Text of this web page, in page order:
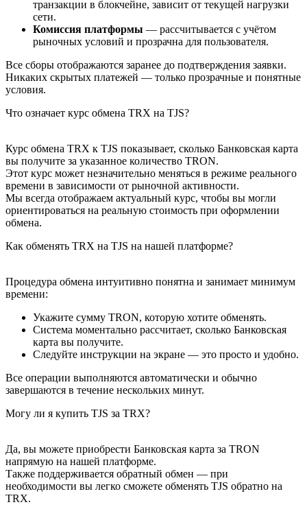
транзакции в блокчейне, зависит от текущей нагрузки
сети.
Комиссия платформы — рассчитывается с учётом
рыночных условий и прозрачна для пользователя.
Все сборы отображаются заранее до подтверждения заявки.
Никаких скрытых платежей — только прозрачные и понятные
условия.
Что означает курс обмена TRX на TJS?
Курс обмена TRX к TJS показывает, сколько Банковская карта
вы получите за указанное количество TRON.
Этот курс может незначительно меняться в режиме реального
времени в зависимости от рыночной активности.
Мы всегда отображаем актуальный курс, чтобы вы могли
ориентироваться на реальную стоимость при оформлении
обмена.
Как обменять TRX на TJS на нашей платформе?
Процедура обмена интуитивно понятна и занимает минимум
времени:
Укажите сумму TRON, которую хотите обменять.
Система моментально рассчитает, сколько Банковская
карта вы получите.
Следуйте инструкции на экране — это просто и удобно.
Все операции выполняются автоматически и обычно
завершаются в течение нескольких минут.
Могу ли я купить TJS за TRX?
Да, вы можете приобрести Банковская карта за TRON
напрямую на нашей платформе.
Также поддерживается обратный обмен — при
необходимости вы легко сможете обменять TJS обратно на
TRX.